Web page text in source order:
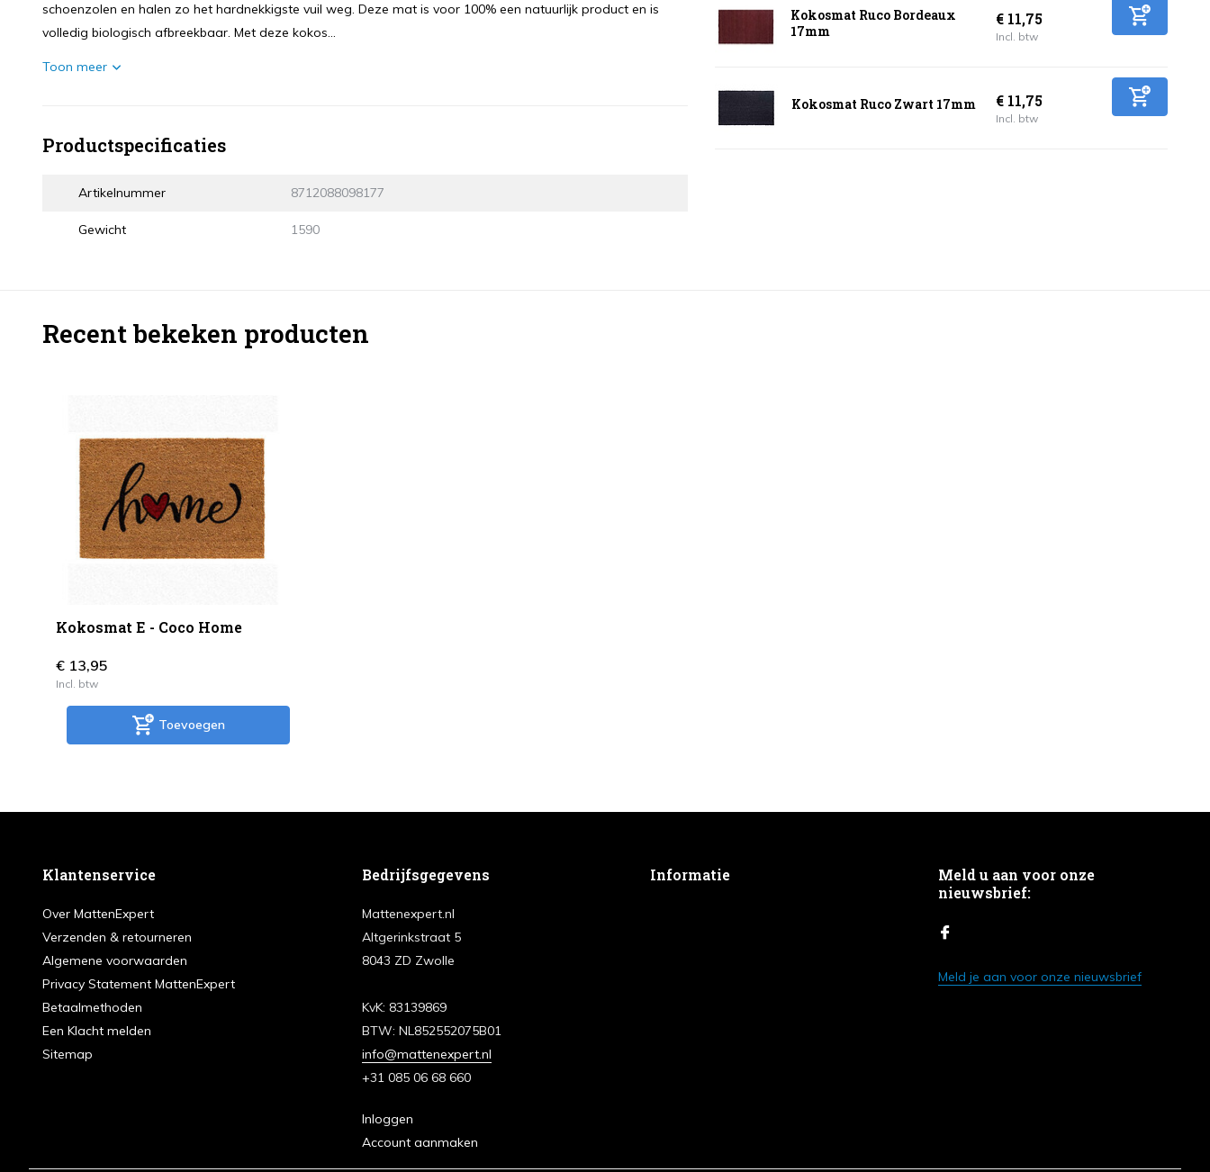
schoenzolen en halen zo het hardnekkigste vuil weg. Deze mat is voor 100% een natuurlijk product en is
volledig biologisch afbreekbaar. Met deze kokos...
Toon meer
Productspecificaties
Artikelnummer 8712088098177
Gewicht 1590
Kokosmat Ruco Bordeaux
17mm
€ 11,75
Incl. btw
Kokosmat Ruco Zwart 17mm € 11,75
Incl. btw
Recent bekeken producten
Kokosmat E - Coco Home
€ 13,95
Incl. btw
Toevoegen
Klantenservice
Over MattenExpert
Verzenden & retourneren
Algemene voorwaarden
Privacy Statement MattenExpert
Betaalmethoden
Een Klacht melden
Sitemap
Bedrijfsgegevens
Mattenexpert.nl
Altgerinkstraat 5
8043 ZD Zwolle
KvK: 83139869
BTW: NL852552075B01
info@mattenexpert.nl
+31 085 06 68 660
Inloggen
Account aanmaken
Informatie
Meld u aan voor onze
nieuwsbrief:
Meld je aan voor onze nieuwsbrief